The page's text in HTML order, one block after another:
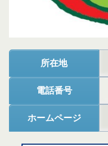
所在地
電話番号
ホームページ